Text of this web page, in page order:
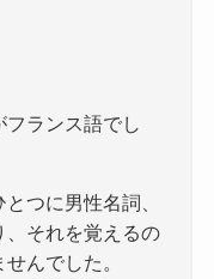
ランス語でし
つに男性名詞、
、それを覚えるの
んでした。